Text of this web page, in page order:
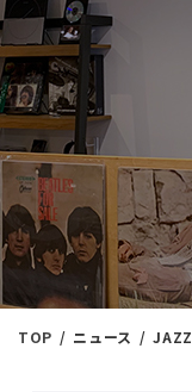
TOP ニュース JAZZ